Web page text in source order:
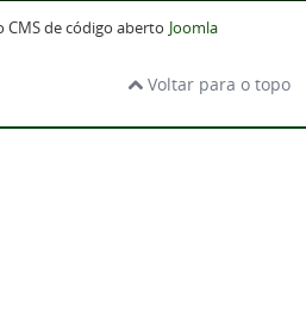
CMS de código aberto Joomla
Voltar para o topo